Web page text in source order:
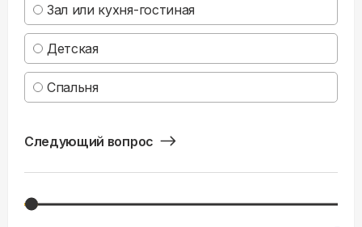
Зал или кухня-гостиная
Детская
Спальня
Следующий вопрос